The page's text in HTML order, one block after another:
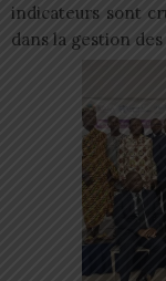
indicateurs sont
dans la gestion